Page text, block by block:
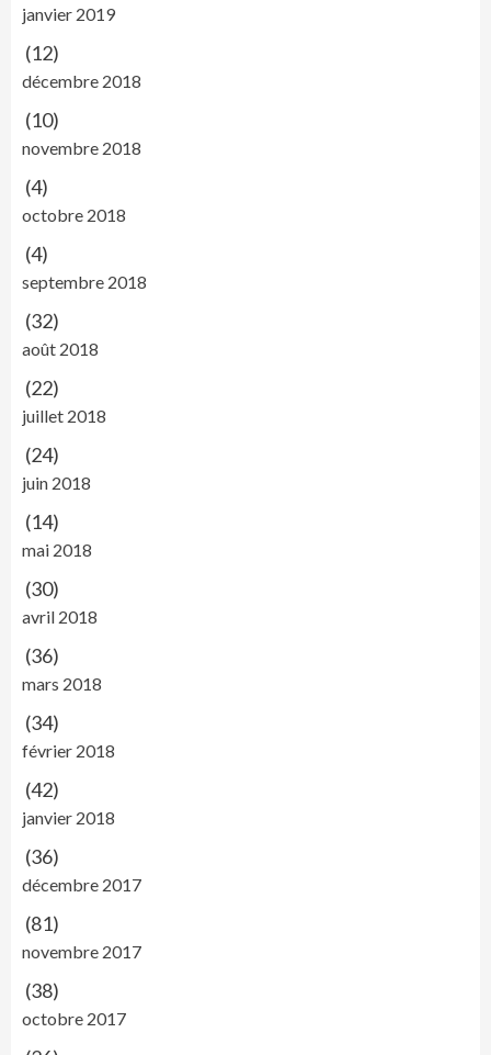
janvier 2019
(12)
décembre 2018
(10)
novembre 2018
(4)
octobre 2018
(4)
septembre 2018
(32)
août 2018
(22)
juillet 2018
(24)
juin 2018
(14)
mai 2018
(30)
avril 2018
(36)
mars 2018
(34)
février 2018
(42)
janvier 2018
(36)
décembre 2017
(81)
novembre 2017
(38)
octobre 2017